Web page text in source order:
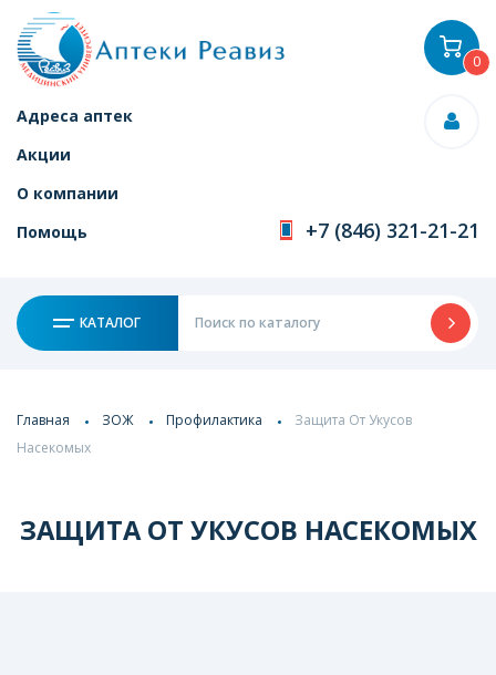
Адреса аптек
Акции
О компании
Помощь
+7 (846) 321-21-21
КАТАЛОГ
0
Главная ЗОЖ Профилактика
Защита От Укусов
Насекомых
ЗАЩИТА ОТ УКУСОВ НАСЕКОМЫХ